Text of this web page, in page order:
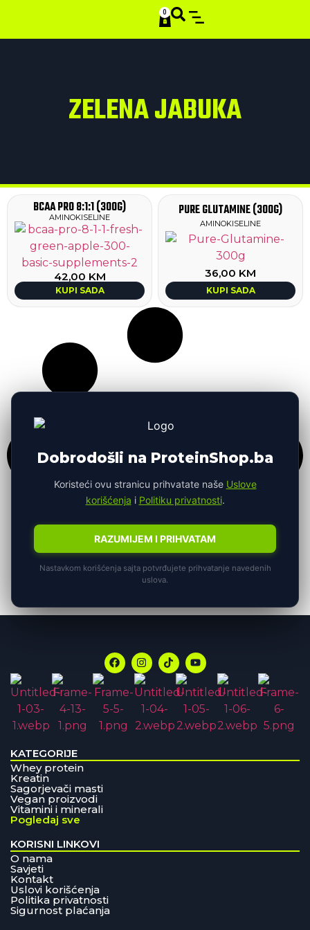
0
ZELENA JABUKA
BCAA PRO 8:1:1 (300G)
AMINOKISELINE
42,00 KM
KUPI SADA
PURE GLUTAMINE (300G)
AMINOKISELINE
36,00 KM
KUPI SADA
KATEGORIJE
Whey protein
Kreatin
Sagorjevači masti
Vegan proizvodi
Vitamini i minerali
Pogledaj sve
KORISNI LINKOVI
O nama
Savjeti
Kontakt
Uslovi korišćenja
Politika privatnosti
Sigurnost plaćanja
Dobrodošli na ProteinShop.ba
Koristeći ovu stranicu prihvatate naše Uslove
korišćenja i Politiku privatnosti.
RAZUMIJEM I PRIHVATAM
Nastavkom korišćenja sajta potvrđujete prihvatanje navedenih
uslova.